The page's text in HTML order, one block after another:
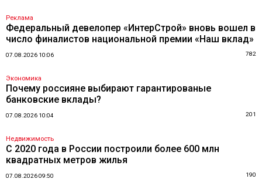
Реклама
Федеральный девелопер «ИнтерСтрой» вновь вошел в
число финалистов национальной премии «Наш вклад»
07.08.2026 10:06 782
Экономика
Почему россияне выбирают гарантированые
банковские вклады?
07.08.2026 10:04 201
Недвижимость
С 2020 года в России построили более 600 млн
квадратных метров жилья
07.08.2026 09:50 190